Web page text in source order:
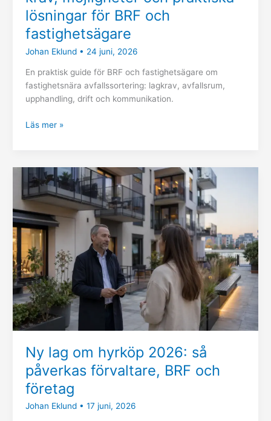
lösningar för BRF och
fastighetsägare
Johan Eklund • 24 juni, 2026
En praktisk guide för BRF och fastighetsägare om
fastighetsnära avfallssortering: lagkrav, avfallsrum,
upphandling, drift och kommunikation.
Läs mer »
Ny lag om hyrköp 2026: så
påverkas förvaltare, BRF och
företag
Johan Eklund • 17 juni, 2026
Ny
lag
om
hyrköp
2026:
så
påverkas
förvaltare,
BRF
och
företag